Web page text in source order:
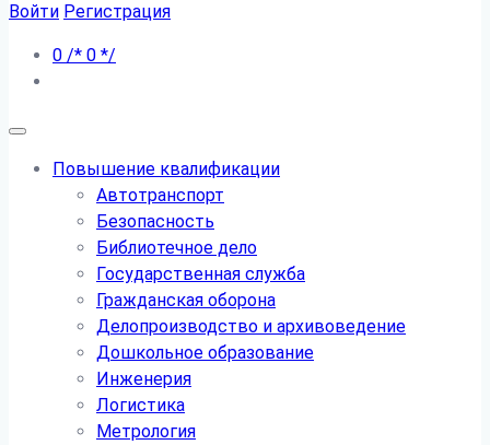
Войти Регистрация
0 /* 0 */
Повышение квалификации
Автотранспорт
Безопасность
Библиотечное дело
Государственная служба
Гражданская оборона
Делопроизводство и архивоведение
Дошкольное образование
Инженерия
Логистика
Метрология